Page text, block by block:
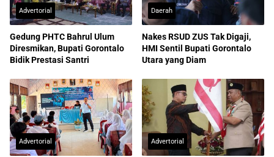
Advertorial
Gedung PHTC Bahrul Ulum
Diresmikan, Bupati Gorontalo
Bidik Prestasi Santri
Daerah
Nakes RSUD ZUS Tak Digaji,
HMI Sentil Bupati Gorontalo
Utara yang Diam
Advertorial Advertorial